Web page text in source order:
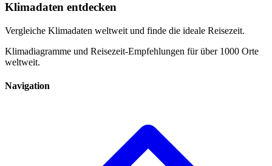
Klimadaten entdecken
Vergleiche Klimadaten weltweit und finde die ideale Reisezeit.
Klimadiagramme und Reisezeit-Empfehlungen für über 1000 Orte
weltweit.
Navigation